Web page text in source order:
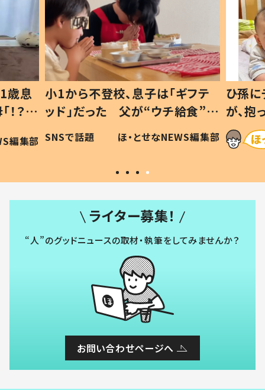
子は「ギフテ
“ウチ給食”を
せなNEWS編集部
ひ孫にデレデレな80歳じいじ
が、抱っこすると…ひ孫の反応に
「涙が出ました」「可愛くて仕方な
い」
ほ・とせなNEWS編集
ライター募集！
“人”のグッドニュースの取材・執筆をしてみませんか？
お問い合わせページへ